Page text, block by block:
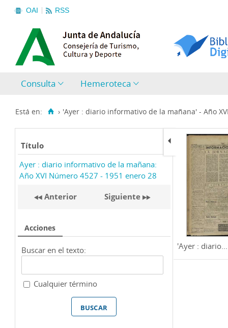
OAI RSS
Consulta Hemeroteca
Está en: › 'Ayer : diario informativo de la mañana' - Año
Título
Ayer : diario informativo de la mañana:
Año XVI Número 4527 - 1951 enero 28
Anterior Siguiente
Acciones
Buscar en el texto:
Cualquier término
'Ayer : diario...